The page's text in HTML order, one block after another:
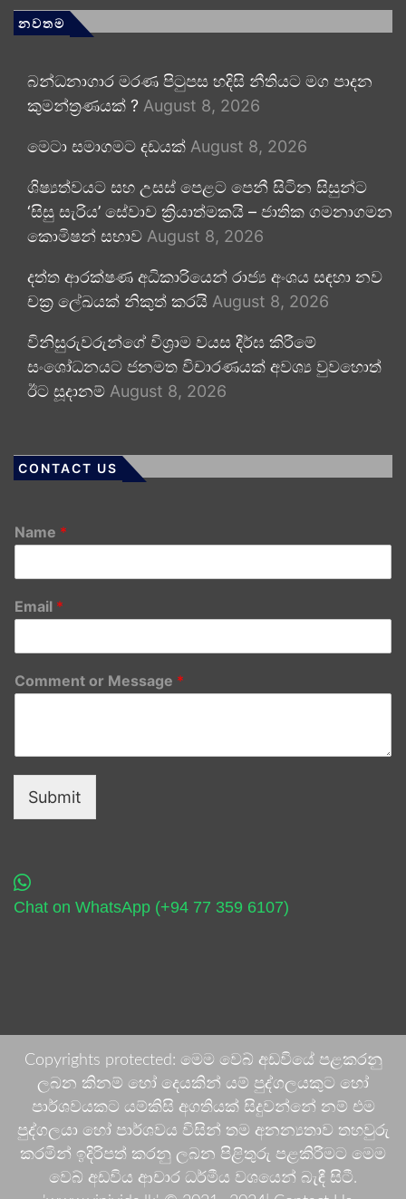
නවතම
බන්ධනාගාර මරණ පිටුපස හදිසි නීතියට මග පාදන
කුමන්ත්‍රණයක් ? August 8, 2026
මෙටා සමාගමට දඩයක් August 8, 2026
ශිෂ්‍යත්වයට සහ උසස් පෙළට පෙනී සිටින සිසුන්ට
‘සිසු සැරිය’ සේවාව ක්‍රියාත්මකයි – ජාතික ගමනාගමන
කොමිෂන් සභාව August 8, 2026
දත්ත ආරක්ෂණ අධිකාරියෙන් රාජ්‍ය අංශය සඳහා නව
චක්‍ර ලේඛයක් නිකුත් කරයි August 8, 2026
විනිසුරුවරුන්ගේ විශ්‍රාම වයස දීර්ඝ කිරීමේ
සංශෝධනයට ජනමත විචාරණයක් අවශ්‍ය වුවහොත්
ඊට සූදානම් August 8, 2026
CONTACT US
Name *
Email *
Comment or Message *
Submit
Chat on WhatsApp (+94 77 359 6107)
Copyrights protected: මෙම වෙබ් අඩවියේ පළකරනු
ලබන කිනම් හෝ දෙයකින් යම් පුද්ගලයකුට හෝ
පාර්ශවයකට යම්කිසි අගතියක් සිදුවන්නේ නම් එම
පුද්ගලයා හෝ පාර්ශවය විසින් තම අනන්‍යතාව තහවුරු
කරමින් ඉදිරිපත් කරනු ලබන පිළිතුරු පළකිරීමට මෙම
වෙබ් අඩවිය ආචාර ධර්මීය වශයෙන් බැඳී සිටී.